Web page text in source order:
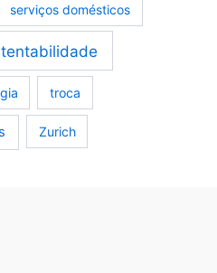
serviços domésticos
troca
Zurich